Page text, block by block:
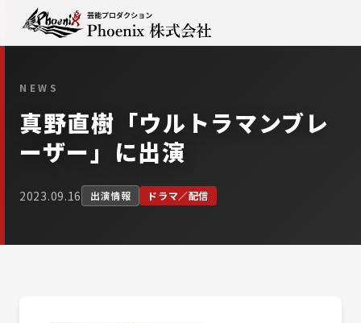
NEWS
真野直樹「ウルトラマンブレ
ーザー」に出演
2023.09.16 出演情報 ドラマ／配信